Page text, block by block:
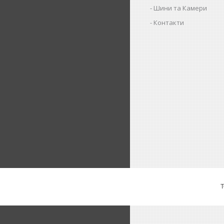
Шини та Камери
Контакти